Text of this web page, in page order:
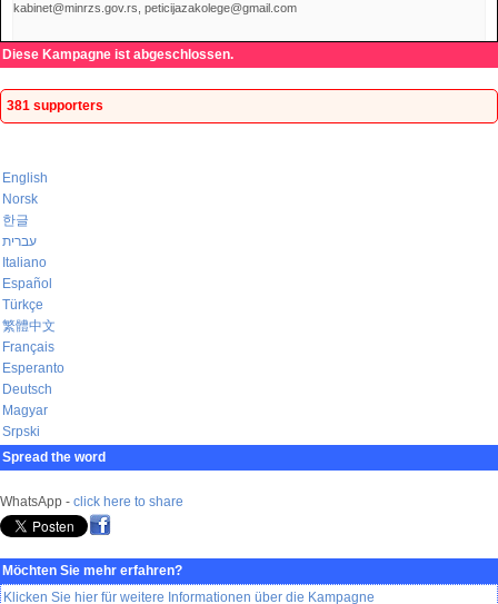
kabinet@minrzs.gov.rs, peticijazakolege@gmail.com
Diese Kampagne ist abgeschlossen.
381 supporters
English
Norsk
한글
עברית
Italiano
Español
Türkçe
繁體中文
Français
Esperanto
Deutsch
Magyar
Srpski
Spread the word
WhatsApp - click here to share
Möchten Sie mehr erfahren?
Klicken Sie hier für weitere Informationen über die Kampagne